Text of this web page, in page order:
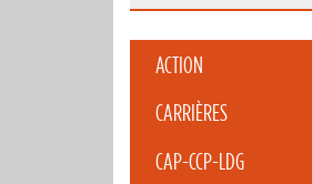
ACTION
CARRIÈRES
CAP-CCP-LDG